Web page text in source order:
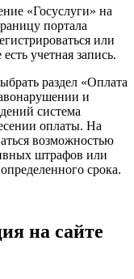
«Госуслуги» на
портала
или
учетная запись.
раздел «Оплата
и
система
оплаты. На
возможностью
штрафов или
срока.
на сайте